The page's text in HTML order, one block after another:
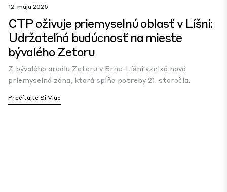
12. mája 2025
CTP oživuje priemyselnú oblasť v Líšni:
Udržateľná budúcnosť na mieste
bývalého Zetoru
Z bývalého areálu Zetoru v Brne-Líšni vzniká nová
priemyselná zóna, ktorá spĺňa potreby 21. storočia.
Prečítajte Si Viac